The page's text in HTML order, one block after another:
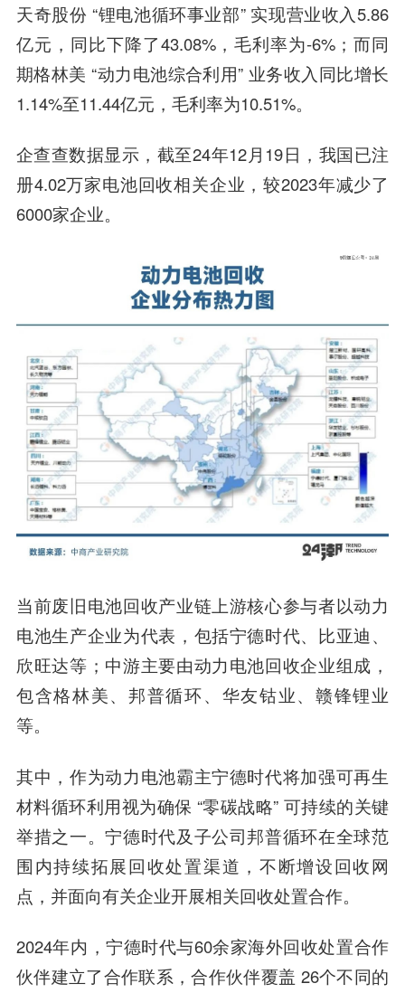
天奇股份 “锂电池循环事业部” 实现营业收入5.86
亿元，同比下降了43.08%，毛利率为-6%；而同
期格林美 “动力电池综合利用” 业务收入同比增长
1.14%至11.44亿元，毛利率为10.51%。
企查查数据显示，截至24年12月19日，我国已注
册4.02万家电池回收相关企业，较2023年减少了
6000家企业。
当前废旧电池回收产业链上游核心参与者以动力
电池生产企业为代表，包括宁德时代、比亚迪、
欣旺达等；中游主要由动力电池回收企业组成，
包含格林美、邦普循环、华友钴业、赣锋锂业
等。
其中，作为动力电池霸主宁德时代将加强可再生
材料循环利用视为确保 “零碳战略” 可持续的关键
举措之一。宁德时代及子公司邦普循环在全球范
围内持续拓展回收处置渠道，不断增设回收网
点，并面向有关企业开展相关回收处置合作。
2024年内，宁德时代与60余家海外回收处置合作
伙伴建立了合作联系，合作伙伴覆盖 26个不同的